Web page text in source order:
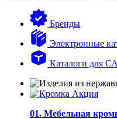
Бренды
Электронные
Каталоги для
01. Мебельная